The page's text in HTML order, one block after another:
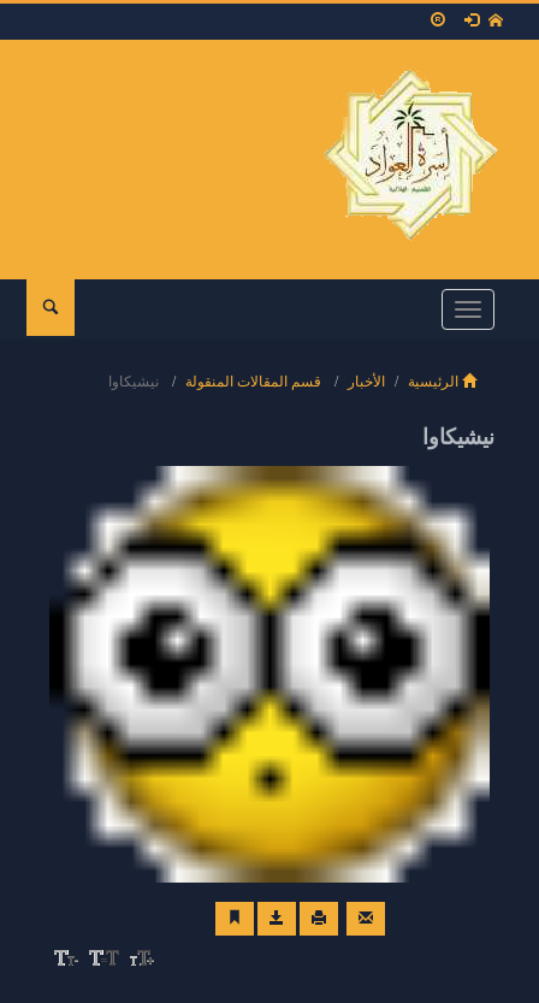
Toggle
navigation
الرئيسية الأخبار قسم المقالات المنقولة نيشيكاوا
نيشيكاوا